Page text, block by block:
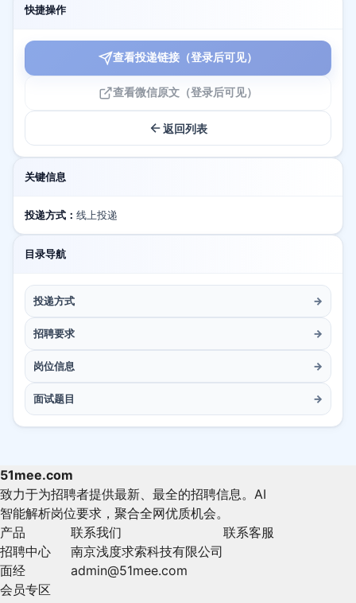
快捷操作
查看投递链接（登录后可见）
查看微信原文（登录后可见）
返回列表
关键信息
投递方式： 线上投递
目录导航
投递方式 →
招聘要求 →
岗位信息 →
面试题目 →
51mee.com
致力于为招聘者提供最新、最全的招聘信息。AI
智能解析岗位要求，聚合全网优质机会。
产品
招聘中心
面经
会员专区
联系我们
南京浅度求索科技有限公司
admin@51mee.com
联系客服